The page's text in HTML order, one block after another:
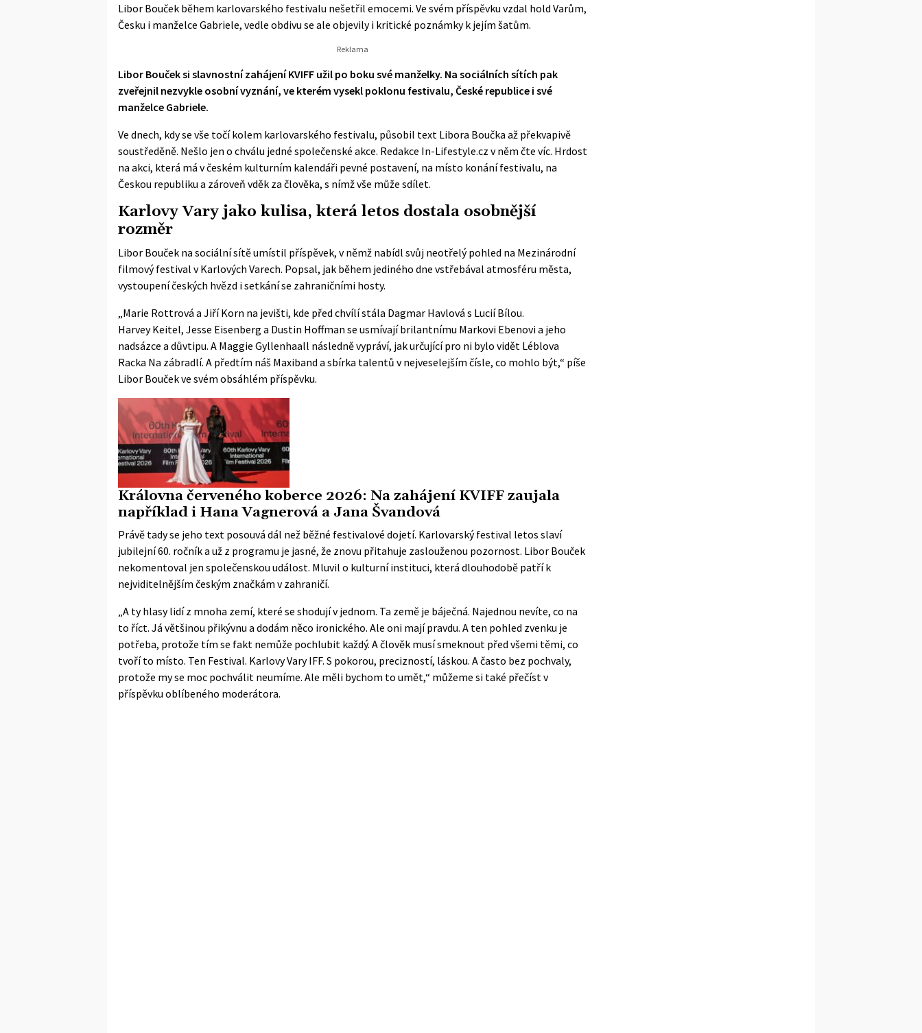
Libor Bouček během karlovarského festivalu nešetřil emocemi. Ve svém příspěvku vzdal hold Varům,
Česku i manželce Gabriele, vedle obdivu se ale objevily i kritické poznámky k jejím šatům.
Libor Bouček si slavnostní zahájení KVIFF užil po boku své manželky. Na sociálních sítích pak
zveřejnil nezvykle osobní vyznání, ve kterém vysekl poklonu festivalu, České republice i své
manželce Gabriele.
Ve dnech, kdy se vše točí kolem karlovarského festivalu, působil text Libora Boučka až překvapivě
soustředěně. Nešlo jen o chválu jedné společenské akce. Redakce In-Lifestyle.cz v něm čte víc. Hrdost
na akci, která má v českém kulturním kalendáři pevné postavení, na místo konání festivalu, na
Českou republiku a zároveň vděk za člověka, s nímž vše může sdílet.
Karlovy Vary jako kulisa, která letos dostala osobnější
rozměr
Libor Bouček na sociální sítě umístil příspěvek, v němž nabídl svůj neotřelý pohled na Mezinárodní
filmový festival v Karlových Varech. Popsal, jak během jediného dne vstřebával atmosféru města,
vystoupení českých hvězd i setkání se zahraničními hosty.
„Marie Rottrová a Jiří Korn na jevišti, kde před chvílí stála Dagmar Havlová s Lucií Bílou.
Harvey Keitel, Jesse Eisenberg a Dustin Hoffman se usmívají brilantnímu Markovi Ebenovi a jeho
nadsázce a důvtipu. A Maggie Gyllenhaall následně vypráví, jak určující pro ni bylo vidět Léblova
Racka Na zábradlí. A předtím náš Maxiband a sbírka talentů v nejveselejším čísle, co mohlo být,“ píše
Libor Bouček ve svém obsáhlém příspěvku.
Královna červeného koberce 2026: Na zahájení KVIFF zaujala
například i Hana Vagnerová a Jana Švandová
Právě tady se jeho text posouvá dál než běžné festivalové dojetí. Karlovarský festival letos slaví
jubilejní 60. ročník a už z programu je jasné, že znovu přitahuje zaslouženou pozornost. Libor Bouček
nekomentoval jen společenskou událost. Mluvil o kulturní instituci, která dlouhodobě patří k
nejviditelnějším českým značkám v zahraničí.
„A ty hlasy lidí z mnoha zemí, které se shodují v jednom. Ta země je báječná. Najednou nevíte, co na
to říct. Já většinou přikývnu a dodám něco ironického. Ale oni mají pravdu. A ten pohled zvenku je
potřeba, protože tím se fakt nemůže pochlubit každý. A člověk musí smeknout před všemi těmi, co
tvoří to místo. Ten Festival. Karlovy Vary IFF. S pokorou, precizností, láskou. A často bez pochvaly,
protože my se moc pochválit neumíme. Ale měli bychom to umět,“ můžeme si také přečíst v
příspěvku oblíbeného moderátora.